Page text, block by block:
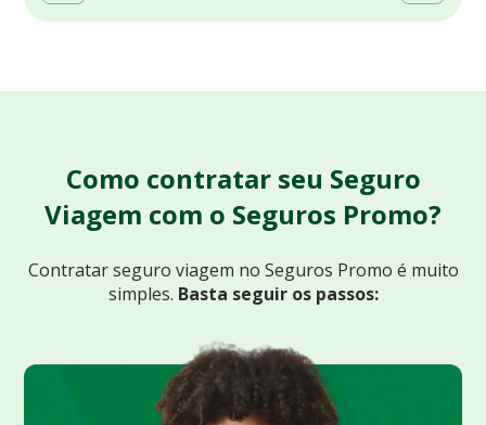
Como contratar seu Seguro
Viagem com o Seguros Promo?
Contratar seguro viagem no Seguros Promo é muito
simples. Basta seguir os passos: